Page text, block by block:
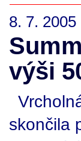
8. 7. 2005
výši
skončila